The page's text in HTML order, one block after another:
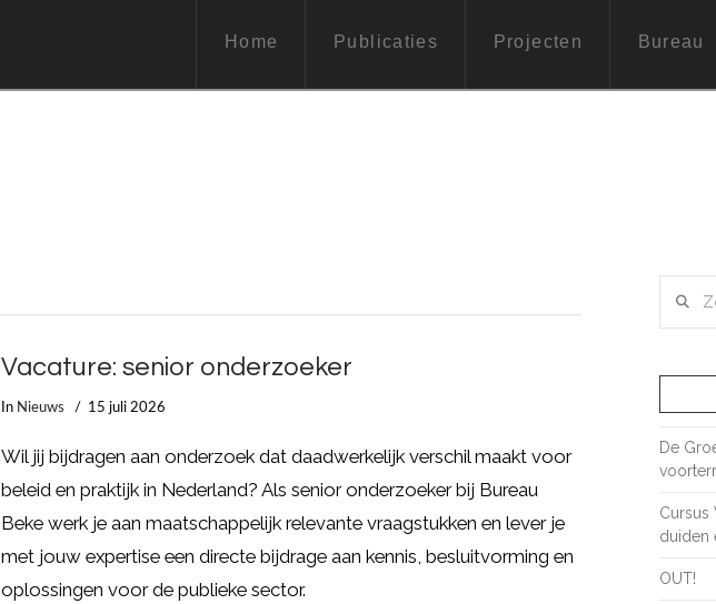
Home Publicaties Projecten Bureau
Vacature: senior onderzoeker
In Nieuws 15 juli 2026
Wil jij bijdragen aan onderzoek dat daadwerkelijk verschil maakt voor
beleid en praktijk in Nederland? Als senior onderzoeker bij Bureau
Beke werk je aan maatschappelijk relevante vraagstukken en lever je
met jouw expertise een directe bijdrage aan kennis, besluitvorming en
oplossingen voor de publieke sector.
De
Cursus
duiden
OUT!